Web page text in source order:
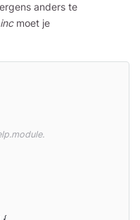
anders te
moet je